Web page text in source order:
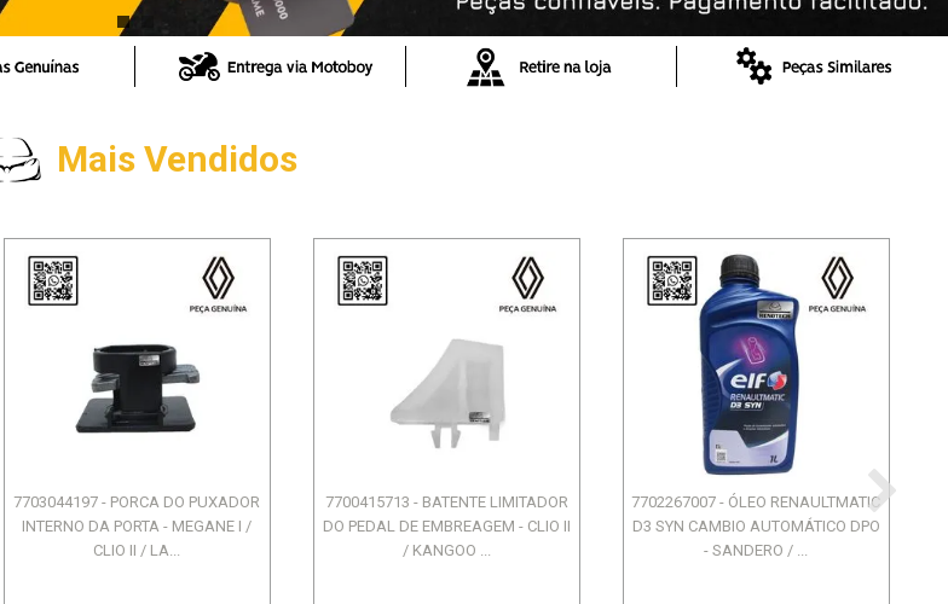
Mais Vendidos
7703044197 - PORCA DO PUXADOR
INTERNO DA PORTA - MEGANE I /
CLIO II / LA...
7700415713 - BATENTE LIMITADOR
DO PEDAL DE EMBREAGEM - CLIO II
/ KANGOO ...
7702267007 - ÓLEO RENAULTMATIC
D3 SYN CAMBIO AUTOMÁTICO DPO
- SANDERO / ...